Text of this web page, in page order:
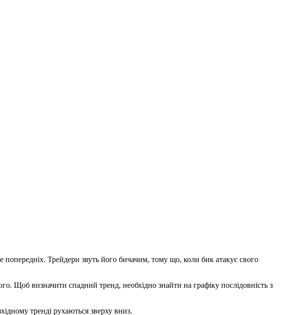
Трейдери звуть його бичачим, тому що, коли бик атакує свого
визначити спадний тренд, необхідно знайти на графіку послідовність з
тренді рухаються зверху вниз.